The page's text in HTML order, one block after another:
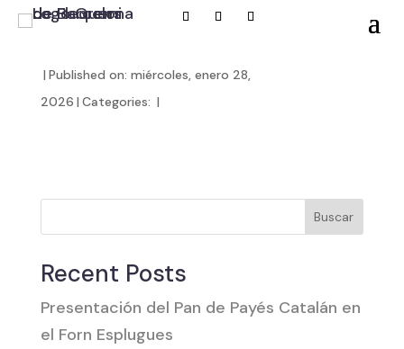
| Published on: miércoles, enero 28,
2026 | Categories: |
Buscar
Recent Posts
Presentación del Pan de Payés Catalán en
el Forn Esplugues